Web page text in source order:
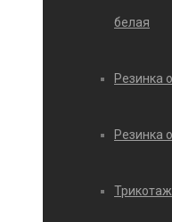
белая
Резинка
Резинка